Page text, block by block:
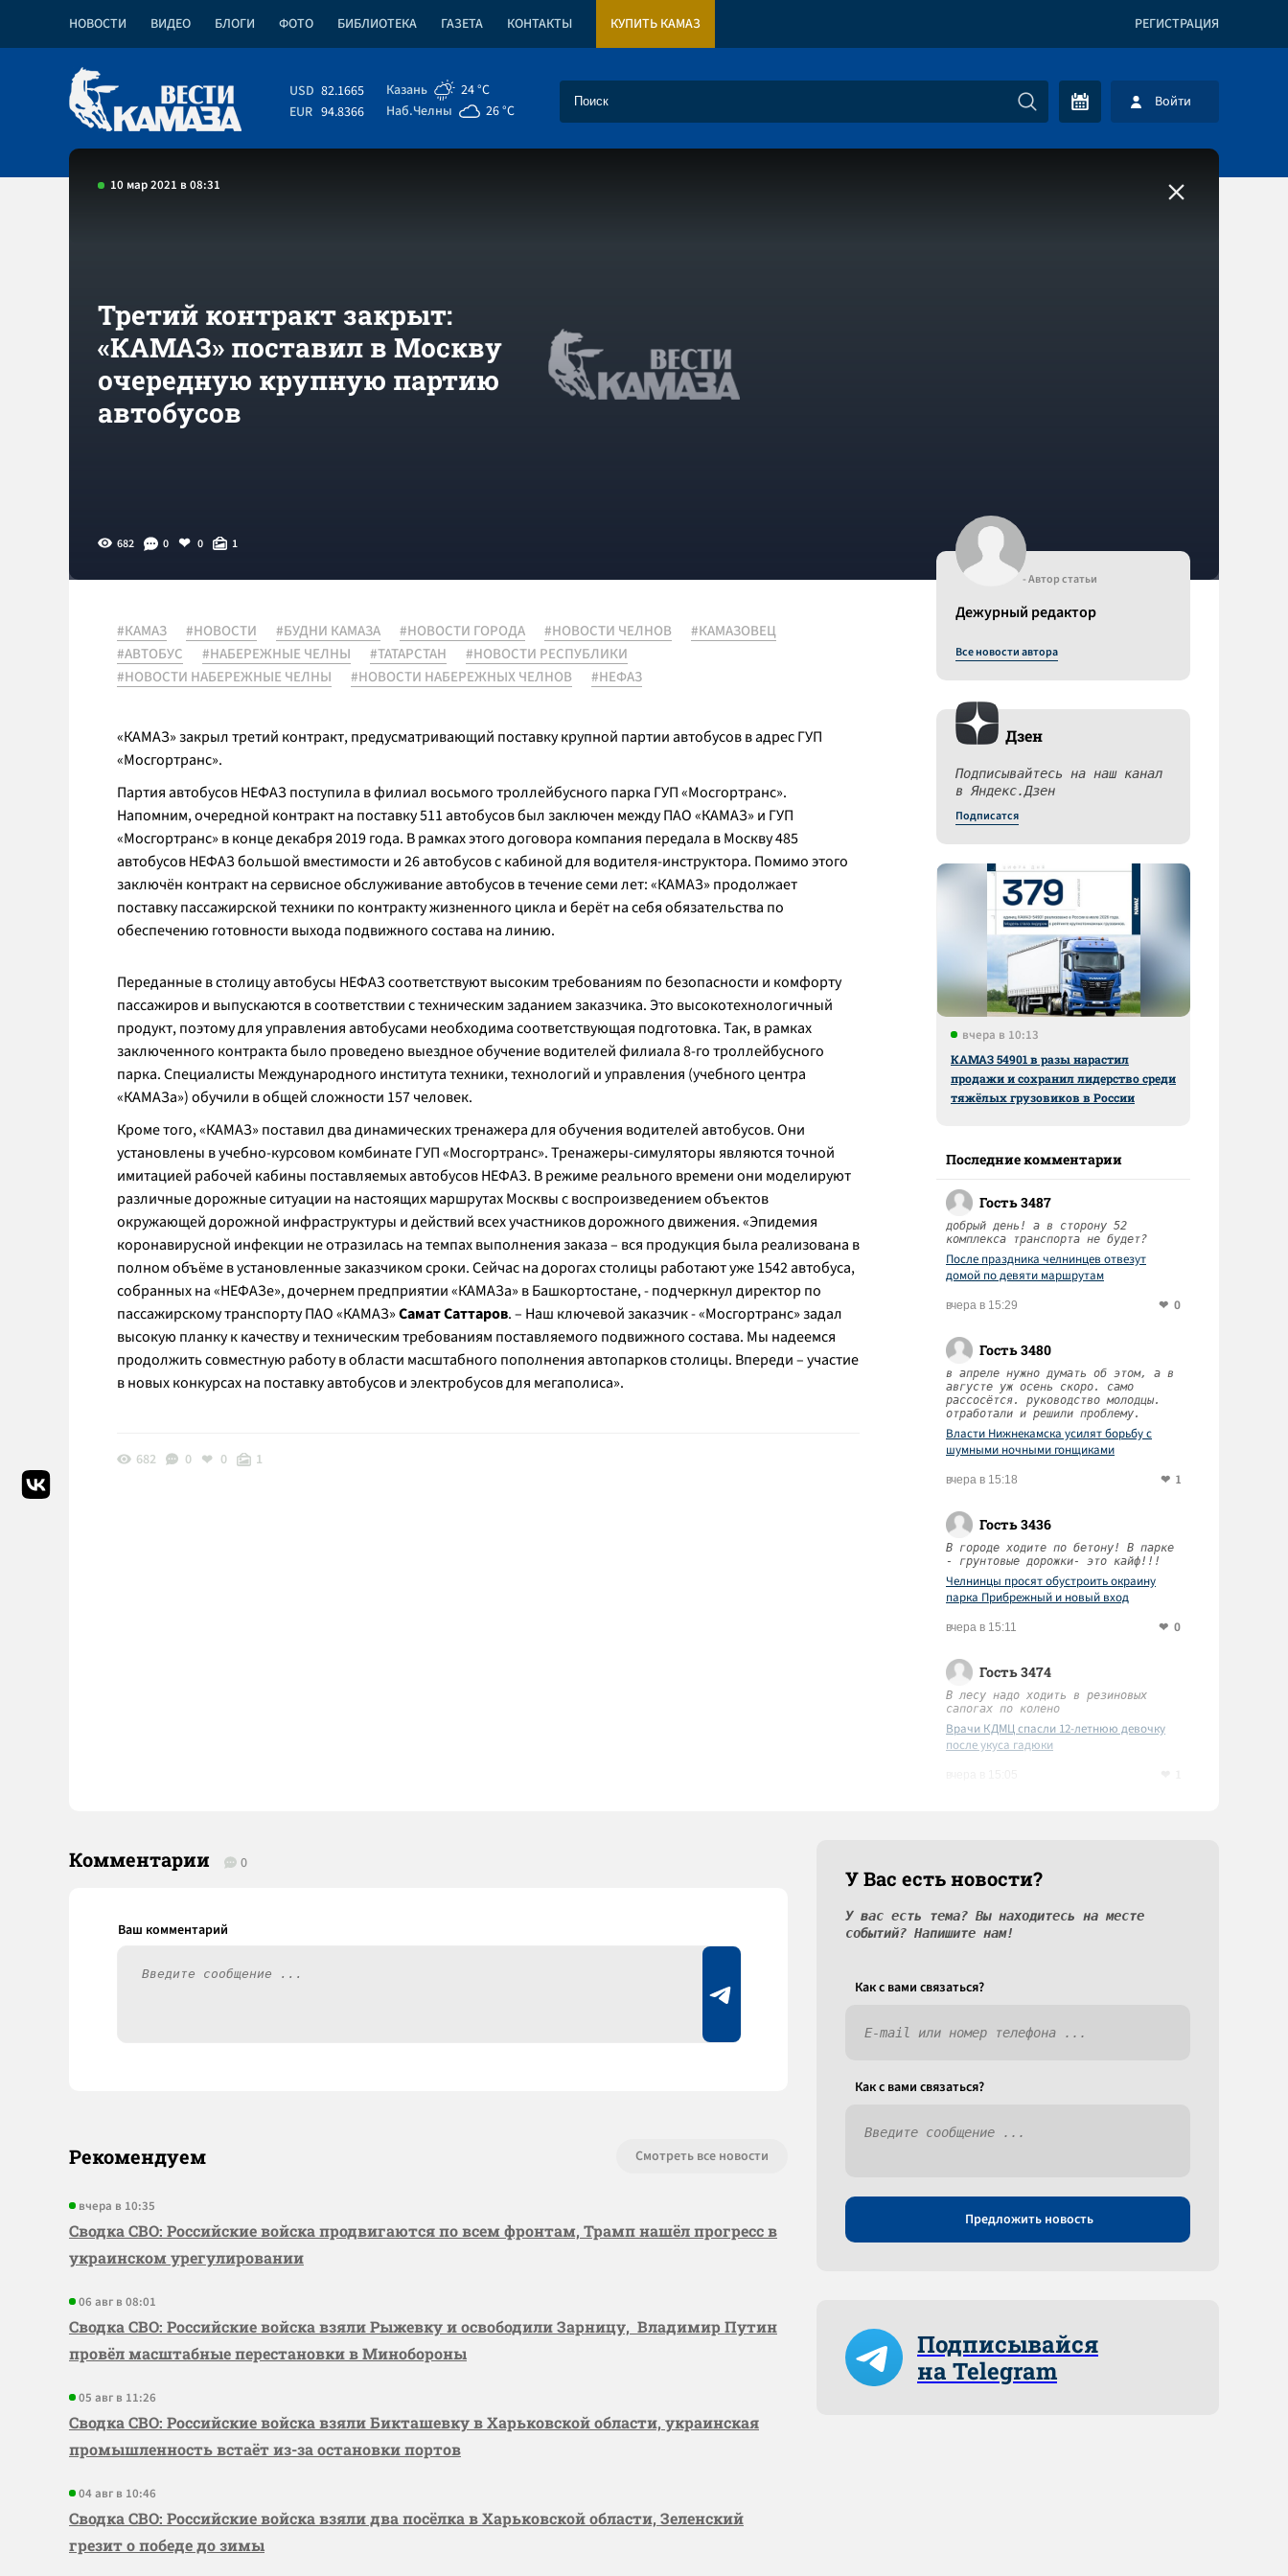
НОВОСТИ ВИДЕО БЛОГИ ФОТО БИБЛИОТЕКА ГАЗЕТА КОНТАКТЫ КУПИТЬ КАМАЗ РЕГИСТРАЦИЯ
USD 82.1665
EUR 94.8366
Казань
24 °C
Наб.Челны
26 °C Войти
10 мар 2021 в 08:31
Третий контракт закрыт:
«КАМАЗ» поставил в Москву
очередную крупную партию
автобусов
682 0 0 1
#КАМАЗ #НОВОСТИ #БУДНИ КАМАЗА #НОВОСТИ ГОРОДА #НОВОСТИ ЧЕЛНОВ
#КАМАЗОВЕЦ
#АВТОБУС
#НАБЕРЕЖНЫЕ ЧЕЛНЫ #ТАТАРСТАН
#НОВОСТИ РЕСПУБЛИКИ
#НОВОСТИ НАБЕРЕЖНЫЕ ЧЕЛНЫ
#НОВОСТИ НАБЕРЕЖНЫХ ЧЕЛНОВ #НЕФАЗ
«КАМАЗ» закрыл третий контракт, предусматривающий поставку крупной партии автобусов в адрес ГУП
«Мосгортранс».
Партия автобусов НЕФАЗ поступила в филиал восьмого троллейбусного парка ГУП «Мосгортранс».
Напомним, очередной контракт на поставку 511 автобусов был заключен между ПАО «КАМАЗ» и ГУП
«Мосгортранс» в конце декабря 2019 года. В рамках этого договора компания передала в Москву 485
автобусов НЕФАЗ большой вместимости и 26 автобусов с кабиной для водителя-инструктора. Помимо этого
заключён контракт на сервисное обслуживание автобусов в течение семи лет: «КАМАЗ» продолжает
поставку пассажирской техники по контракту жизненного цикла и берёт на себя обязательства по
обеспечению готовности выхода подвижного состава на линию.
Переданные в столицу автобусы НЕФАЗ соответствуют высоким требованиям по безопасности и комфорту
пассажиров и выпускаются в соответствии с техническим заданием заказчика. Это высокотехнологичный
продукт, поэтому для управления автобусами необходима соответствующая подготовка. Так, в рамках
заключенного контракта было проведено выездное обучение водителей филиала 8-го троллейбусного
парка. Специалисты Международного института техники, технологий и управления (учебного центра
«КАМАЗа») обучили в общей сложности 157 человек.
Кроме того, «КАМАЗ» поставил два динамических тренажера для обучения водителей автобусов. Они
установлены в учебно-курсовом комбинате ГУП «Мосгортранс». Тренажеры-симуляторы являются точной
имитацией рабочей кабины поставляемых автобусов НЕФАЗ. В режиме реального времени они моделируют
различные дорожные ситуации на настоящих маршрутах Москвы с воспроизведением объектов
окружающей дорожной инфраструктуры и действий всех участников дорожного движения. «Эпидемия
коронавирусной инфекции не отразилась на темпах выполнения заказа – вся продукция была реализована в
полном объёме в установленные заказчиком сроки. Сейчас на дорогах столицы работают уже 1542 автобуса,
собранных на «НЕФАЗе», дочернем предприятии «КАМАЗа» в Башкортостане, - подчеркнул директор по
пассажирскому транспорту ПАО «КАМАЗ»Самат Саттаров. – Наш ключевой заказчик -«Мосгортранс» задал
высокую планку к качеству и техническим требованиям поставляемого подвижного состава. Мы надеемся
продолжить совместную работу в области масштабного пополнения автопарков столицы. Впереди – участие
в новых конкурсах на поставку автобусов и электробусов для мегаполиса».
682 0 0 1
- Автор статьи
Дежурный редактор
Все новости автора
Дзен
Подписывайтесь на наш канал
в Яндекс.Дзен
Подписатся
вчера в 10:13
КАМАЗ 54901 в разы нарастил
продажи и сохранил лидерство среди
тяжёлых грузовиков в России
Последние комментарии
Гость 3487
добрый день! а в сторону 52
комплекса транспорта не будет?
После праздника челнинцев отвезут
домой по девяти маршрутам
вчера в 15:29 0
Гость 3480
в апреле нужно думать об этом, а в
августе уж осень скоро. само
рассосётся. руководство молодцы.
отработали и решили проблему.
Власти Нижнекамска усилят борьбу с
шумными ночными гонщиками
вчера в 15:18 1
Гость 3436
В городе ходите по бетону! В парке
- грунтовые дорожки- это кайф!!!
Челнинцы просят обустроить окраину
парка Прибрежный и новый вход
вчера в 15:11 0
Гость 3474
В лесу надо ходить в резиновых
сапогах по колено
Врачи КДМЦ спасли 12-летнюю девочку
после укуса гадюки
Комментарии 0
Рекомендуем Смотреть все новости
вчера в 10:35
Сводка СВО: Российские войска продвигаются по всем фронтам, Трамп нашёл прогресс в
украинском урегулировании
06 авг в 08:01
Сводка СВО: Российские войска взяли Рыжевку и освободили Зарницу, Владимир Путин
провёл масштабные перестановки в Минобороны
05 авг в 11:26
Сводка СВО: Российские войска взяли Бикташевку в Харьковской области, украинская
промышленность встаёт из-за остановки портов
04 авг в 10:46
Сводка СВО: Российские войска взяли два посёлка в Харьковской области, Зеленский
грезит о победе до зимы
У Вас есть новости?
У вас есть тема? Вы находитесь на месте
событий? Напишите нам!
Как c вами связаться?
Как c вами связаться?
Предложить новость
Подписывайся
на Telegram